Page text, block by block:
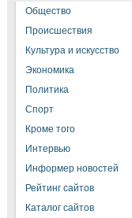
Общество
Происшествия
Культура и искусство
Экономика
Политика
Спорт
Кроме того
Интервью
Информер новостей
Рейтинг сайтов
Каталог сайтов